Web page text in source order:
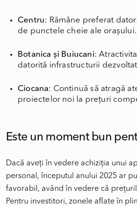
Centru: Rămâne preferat
de punctele cheie ale orașului.
Botanica și Buiucani:
datorită infrastructurii
Ciocana: Continuă să atragă
proiectelor noi la prețuri
Este un moment bun
Dacă aveți în vedere achiziția unui
personal, începutul anului 2025 ar
favorabil, având în vedere că
Pentru investitori, zonele aflate în